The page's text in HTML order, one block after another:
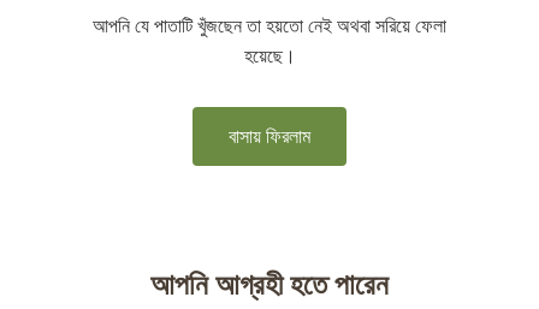
আপনি যে পাতাটি খুঁজছেন তা হয়তো নেই অথবা সরিয়ে ফেলা
হয়েছে।
বাসায় ফিরলাম
আপনি আগ্রহী হতে পারেন